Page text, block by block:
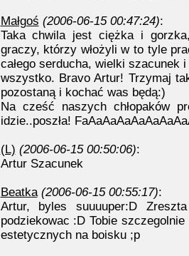
Małgoś (2006-06-15 00:47:24):
Taka chwila jest ciężka i
graczy, którzy włożyli w to tyle
całego serducha, wielki szacunek
wszystko. Bravo Artur! Trzymaj
pozostaną i kochać was będą:)
Na cześć naszych chłopaków
idzie..poszła!
(L) (2006-06-15 00:50:06):
Artur Szacunek
Beatka (2006-06-15 00:55:17):
Artur, byles suuuuper:D
podziekowac :D Tobie
estetycznych na boisku ;p